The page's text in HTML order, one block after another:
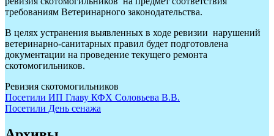
требованиям Ветеринарного законодательства.
В целях устранения выявленных в ходе ревизии нарушений
ветеринарно-санитарных правил будет подготовлена
документации на проведение текущего ремонта
скотомогильников.
Ревизия скотомогильников
Навигация
по
записям
Посетили ИП Главу КФХ Соловьева В.В.
Посетили День сенажа